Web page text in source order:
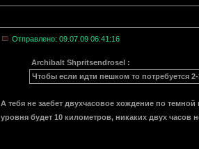
Отправлено: 09.07.09 06:41:16
Archibalt Shpritsendrosel :
Чтобы если идти пешком то потребуется
А тебя не заебет двухчасовое хождение по
уровня будет 10 километров, никаких двух часов